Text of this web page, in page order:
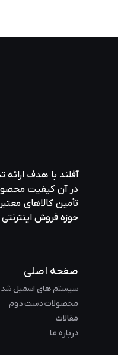
آفلند با هدف
در آن کیفیت
تأمین کالاهای
حوزه‌ فروش
صفحه اصلی
سیستم های اسمبل
محصولات دست دوم
مقالات
درباره ما